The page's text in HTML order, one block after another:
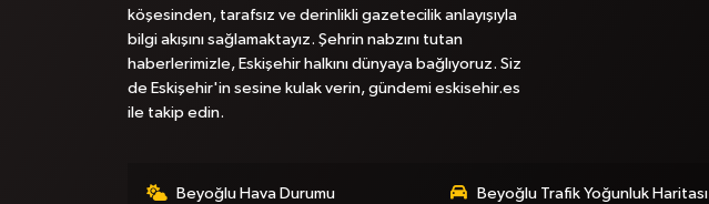
köşesinden, tarafsız ve derinlikli gazetecilik anlayışıyla
bilgi akışını sağlamaktayız. Şehrin nabzını tutan
haberlerimizle, Eskişehir halkını dünyaya bağlıyoruz. Siz
de Eskişehir'in sesine kulak verin, gündemi eskisehir.es
ile takip edin.
Beyoğlu Hava Durumu Beyoğlu Trafik Yoğunluk Haritası